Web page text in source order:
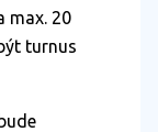
max. 20
turnus